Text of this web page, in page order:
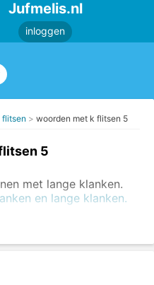
Jufmelis.nl
inloggen
flitsen woorden met k flitsen 5
5
met lange klanken.
en lange klanken.